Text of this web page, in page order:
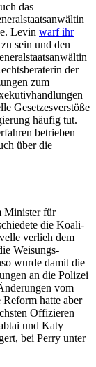
das
Levin warf ihr
sein und den
der
zum
Ge­setzesverstöße
häufig tut.
betrieben
über die
Minister für
die Koali­
verlieh dem
Weisungs­
wurde damit die
an die Polizei
vom
Reform hatte aber
Offizieren
und Katy
bei Perry unter